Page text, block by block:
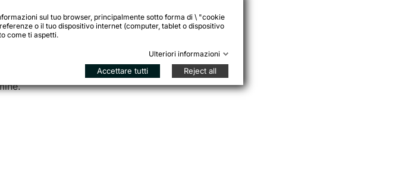
copre
sul tuo browser, principalmente sotto forma di \ "cookie
o il tuo dispositivo internet (computer, tablet o dispositivo
come ti aspetti.
Ulteriori informazioni
Accettare tutti Reject all